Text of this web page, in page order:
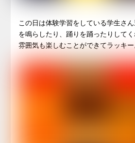
この日は体験学習をしている学生さ
を鳴らしたり、踊りを踊ったりして
雰囲気も楽しむことができてラッキー